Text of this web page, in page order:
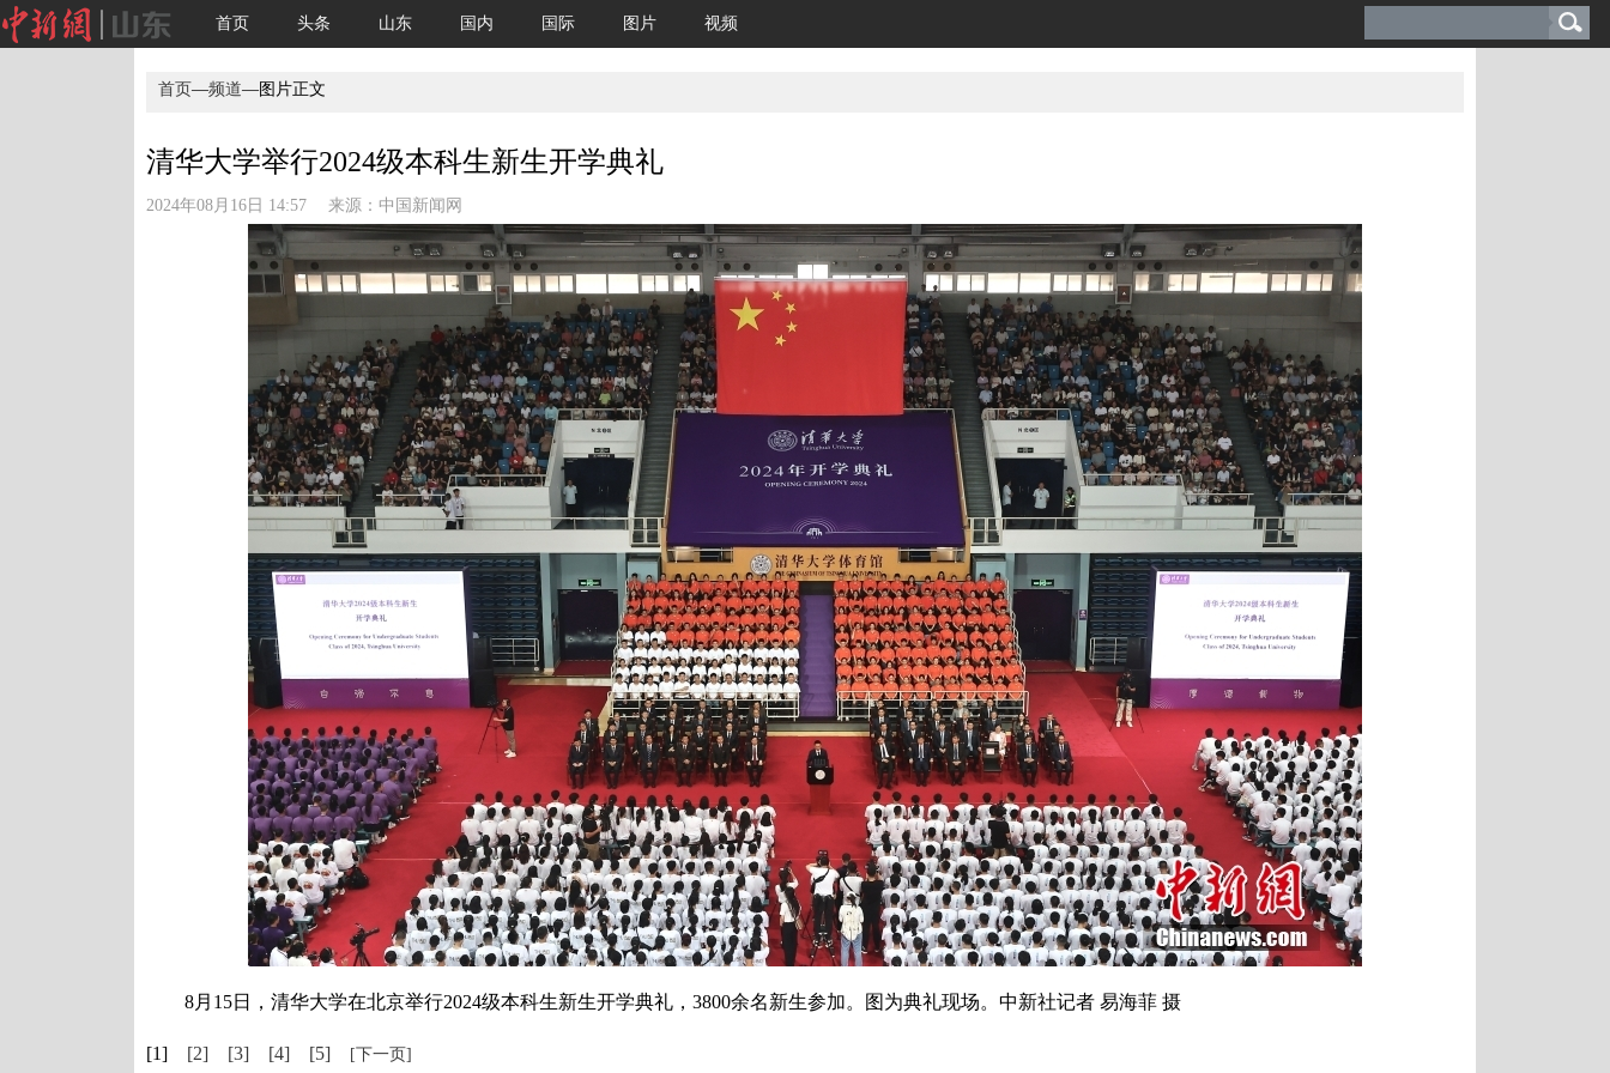
首页 头条 山东 国内 国际 图片 视频
首页—频道—图片正文
清华大学举行2024级本科生新生开学典礼
2024年08月16日 14:57 来源： 中国新闻网
8月15日，清华大学在北京举行2024级本科生新生开学典礼，3800余名新生参加。图为典礼现场。中新社记者 易海菲 摄
[1] [2] [3] [4] [5] [下一页]